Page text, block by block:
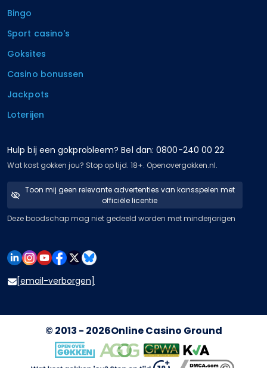
Bingo
Sport casino's
Goksites
Casino bonussen
Jackpots
Loterijen
Hulp bij een gokprobleem? Bel dan: 0800-240 00 22
Wat kost gokken jou? Stop op tijd. 18+. Openovergokken.nl.
Toon mij geen relevante advertenties van kansspelen met
officiële licentie
Deze boodschap mag niet gedeeld worden met minderjarigen
[email-verborgen]
© 2013 - 2026Online Casino Ground